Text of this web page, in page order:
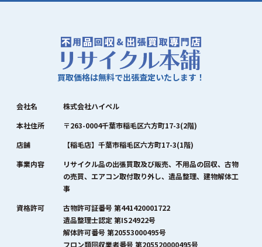
買取価格は無料で出張査定いたします！
会社名
株式会社ハイペル
本社住所
〒263-0004千葉市稲毛区六方町17-3(2階)
店舗
【稲毛店】千葉市稲毛区六方町17-3(1階)
事業内容
リサイクル品の出張買取及び販売、不用品の回収、古物
の売買、エアコン取付取り外し、遺品整理、建物解体工
事
資格許可
古物許可証番号 第441420001722
遺品整理士認定 第IS24922号
解体許可番号 第20553000495号
フロン類回収業者番号 第205520000495号